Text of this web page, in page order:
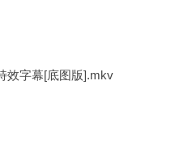
效字幕[底图版].mkv